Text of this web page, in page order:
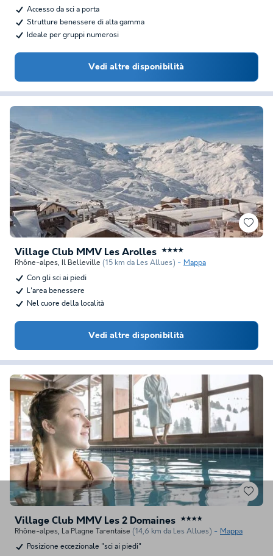
Accesso da sci a porta
Strutture benessere di alta gamma
Ideale per gruppi numerosi
Vedi altre disponibilità
Village Club MMV Les Arolles ★★★★
Rhône-alpes, Il Belleville (15 km da Les Allues)
Mappa
Con gli sci ai piedi
L'area benessere
Nel cuore della località
Vedi altre disponibilità
Village Club MMV Les 2 Domaines ★★★★
Rhône-alpes, La Plagne Tarentaise (14,6 km da Les Allues)
Mappa
Posizione eccezionale "sci ai piedi"